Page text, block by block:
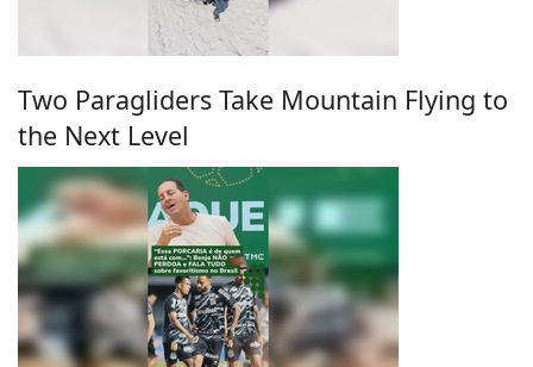
Two Paragliders Take Mountain Flying to
the Next Level